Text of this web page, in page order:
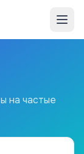
на частые